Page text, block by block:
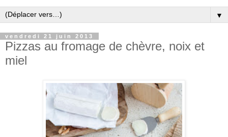
▼
vendredi 21 juin 2013
Pizzas au fromage de chèvre, noix et
miel